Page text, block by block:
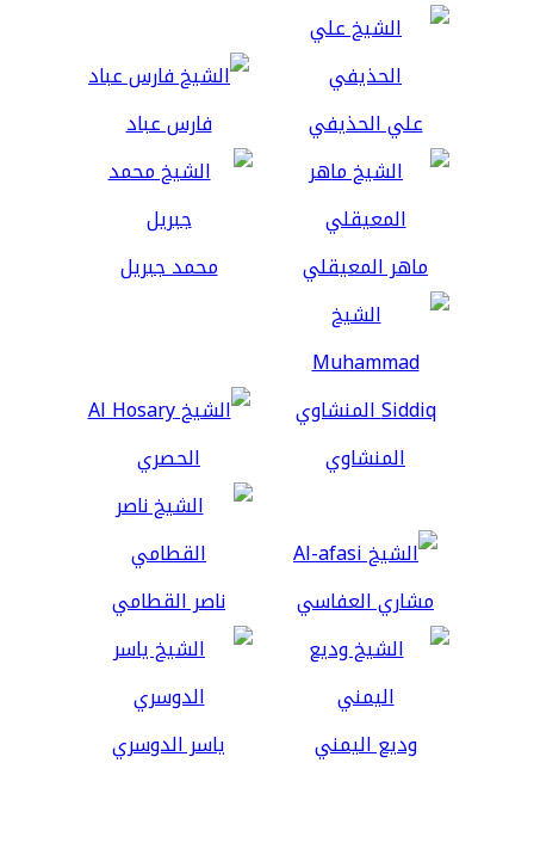
علي الحذيفي فارس عباد
ماهر المعيقلي محمد جبريل
المنشاوي الحصري
مشاري العفاسي ناصر القطامي
وديع اليمني ياسر الدوسري